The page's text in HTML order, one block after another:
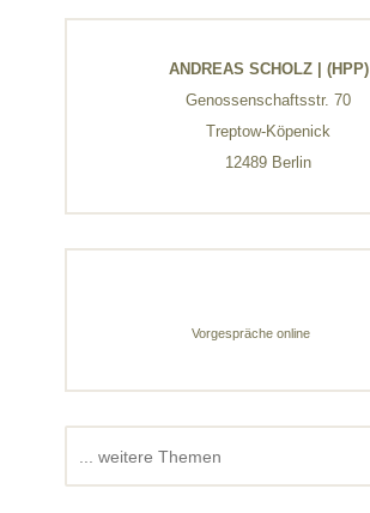
ANDREAS SCHOLZ | (HPP)
Genossenschaftsstr. 70
Treptow-Köpenick
12489 Berlin
Vorgespräche online